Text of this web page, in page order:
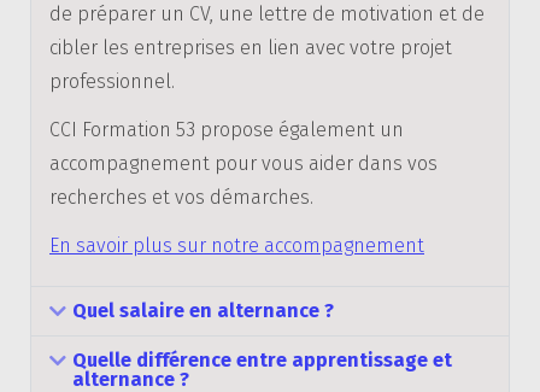
de préparer un CV, une lettre de motivation et de
cibler les entreprises en lien avec votre projet
professionnel.
CCI Formation 53 propose également un
accompagnement pour vous aider dans vos
recherches et vos démarches.
En savoir plus sur notre accompagnement
Quel salaire en alternance ?
Quelle différence entre apprentissage et
alternance ?